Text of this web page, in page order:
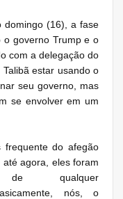
domingo (16), a fase
o governo Trump e o
com a delegação do
estar usando o
seu governo, mas
se envolver em um
frequente do afegão
agora, eles foram
de qualquer
nós, o